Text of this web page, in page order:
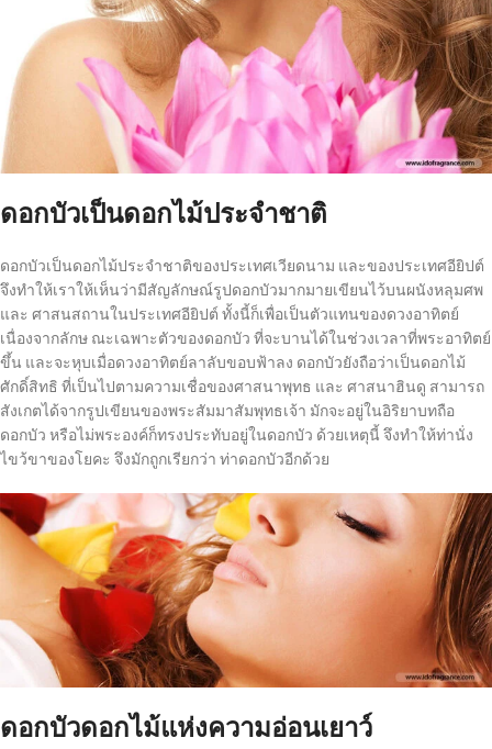
ดอกบัวเป็นดอกไม้ประจำชาติ
ดอกบัวเป็นดอกไม้ประจำชาติของประเทศเวียดนาม และของประเทศอียิปต์
จึงทำให้เราให้เห็นว่ามีสัญลักษณ์รูปดอกบัวมากมายเขียนไว้บนผนังหลุมศพ
และ ศาสนสถานในประเทศอียิปต์ ทั้งนี้ก็เพื่อเป็นตัวแทนของดวงอาทิตย์
เนื่องจากลักษ ณะเฉพาะตัวของดอกบัว ที่จะบานได้ในช่วงเวลาที่พระอาทิตย์
ขึ้น และจะหุบเมื่อดวงอาทิตย์ลาลับขอบฟ้าลง ดอกบัวยังถือว่าเป็นดอกไม้
ศักดิ์สิทธิ ที่เป็นไปตามความเชื่อของศาสนาพุทธ และ ศาสนาฮินดู สามารถ
สังเกตได้จากรูปเขียนของพระสัมมาสัมพุทธเจ้า มักจะอยู่ในอิริยาบทถือ
ดอกบัว หรือไม่พระองค์ก็ทรงประทับอยู่ในดอกบัว ด้วยเหตุนี้ จึงทำให้ท่านั่ง
ไขว้ขาของโยคะ จึงมักถูกเรียกว่า ท่าดอกบัวอีกด้วย
ดอกบัวดอกไม้แห่งความอ่อนเยาว์